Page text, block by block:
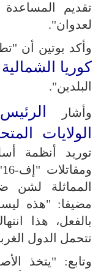
تقديم
لعدوان".
وأكد بوتين أن
كوريا الشمالية
البلدين".
وأشار
الولايات
توريد أنظمة
المماثلة لشن
مضيفا: "هذه
بالفعل، هذا
تتحمل الدول
وتابع: "يتخذ